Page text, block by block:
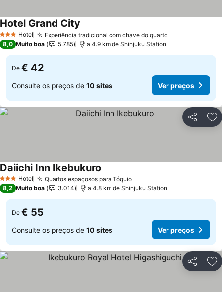
3 EstrelasHotel Experiência tradicional com chave do quarto
Hotel Grand City
8,0 Muito boa 5.785 a 4.9 km de Shinjuku Station
De € 42
Consulte os preços de 10 sites Ver preços
Partilhar
3 EstrelasHotel Quartos espaçosos para Tóquio
Daiichi Inn Ikebukuro
8,2 Muito boa 3.014 a 4.8 km de Shinjuku Station
De € 55
Consulte os preços de 10 sites Ver preços
Partilhar